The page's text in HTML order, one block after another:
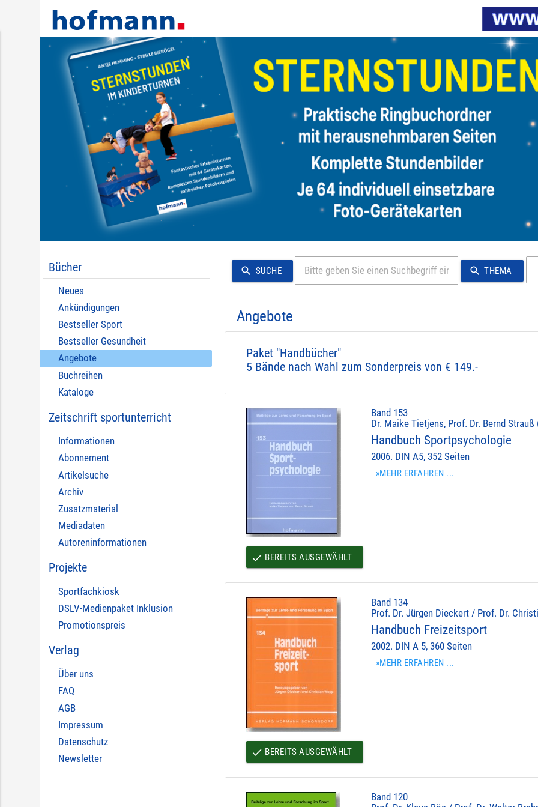
Bücher
Neues
Ankündigungen
Bestseller Sport
Bestseller Gesundheit
Angebote
Buchreihen
Kataloge
Zeitschrift sportunterricht
Informationen
Abonnement
Artikelsuche
Archiv
Zusatzmaterial
Mediadaten
Autoreninformationen
Projekte
Sportfachkiosk
DSLV-Medienpaket Inklusion
Promotionspreis
Verlag
Über uns
FAQ
AGB
Impressum
Datenschutz
Newsletter
search SUCHE search THEMA
Angebote
Paket "Handbücher"
5 Bände nach Wahl zum Sonderpreis von € 149.-
Band 153
Dr. Maike Tietjens, Prof. Dr. Bernd Strauß
Handbuch Sportpsychologie
2006. DIN A5, 352 Seiten
»MEHR ERFAHREN ...
done BEREITS AUSGEWÄHLT
Band 134
Prof. Dr. Jürgen Dieckert / Prof. Dr.
Handbuch Freizeitsport
2002. DIN A 5, 360 Seiten
»MEHR ERFAHREN ...
done BEREITS AUSGEWÄHLT
Band 120